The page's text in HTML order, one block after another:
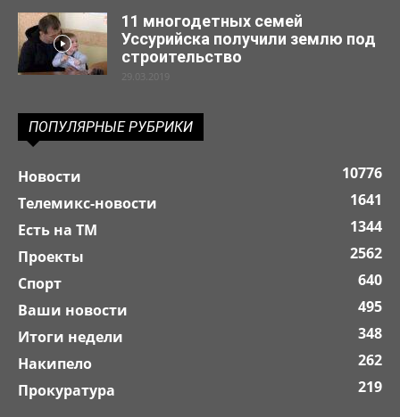
11 многодетных семей
Уссурийска получили землю под
строительство
29.03.2019
ПОПУЛЯРНЫЕ РУБРИКИ
Новости
10776
Телемикс-новости
1641
Есть на ТМ
1344
Проекты
2562
Спорт
640
Ваши новости
495
Итоги недели
348
Накипело
262
Прокуратура
219